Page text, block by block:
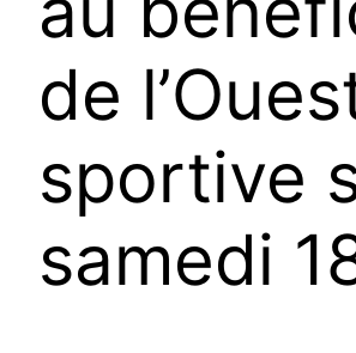
de
sportive
samedi